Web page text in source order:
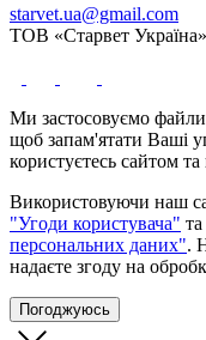
starvet.ua@gmail.com
ТОВ «Старвет
Ми застосовуємо файли
щоб запам'ятати Ваші
користуєтесь сайтом
Використовуючи наш
"Угоди користувача" та
персональних даних".
надаєте згоду на
Погоджуюсь